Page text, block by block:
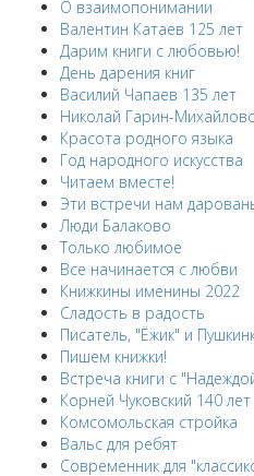
О взаимопонимании
Валентин Катаев 125 лет
Дарим книги с любовью!
День дарения книг
Василий Чапаев 135 лет
Николай Гарин-
Красота родного языка
Год народного искусства
Читаем вместе!
Эти встречи нам
Люди Балаково
Только любимое
Все начинается с любви
Книжкины именины 2022
Сладость в радость
Писатель, "Ёжик" и
Пишем книжки!
Встреча книги с
Корней Чуковский 140 лет
Комсомольская стройка
Вальс для ребят
Современник для